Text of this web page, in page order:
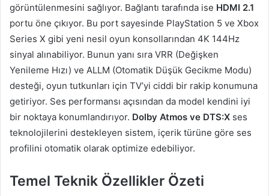
görüntülenmesini sağlıyor. Bağlantı tarafında ise HDMI 2.1
portu öne çıkıyor. Bu port sayesinde PlayStation 5 ve Xbox
Series X gibi yeni nesil oyun konsollarından 4K 144Hz
sinyal alınabiliyor. Bunun yanı sıra VRR (Değişken
Yenileme Hızı) ve ALLM (Otomatik Düşük Gecikme Modu)
desteği, oyun tutkunları için TV’yi ciddi bir rakip konumuna
getiriyor. Ses performansı açısından da model kendini iyi
bir noktaya konumlandırıyor. Dolby Atmos ve DTS:X ses
teknolojilerini destekleyen sistem, içerik türüne göre ses
profilini otomatik olarak optimize edebiliyor.
Temel Teknik Özellikler Özeti